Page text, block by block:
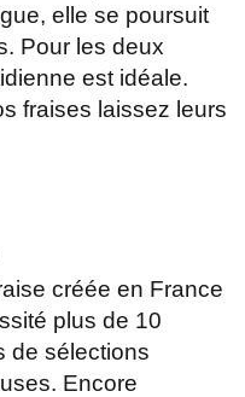
elle se poursuit
Pour les deux
est idéale.
fraises laissez leurs
créée en France
plus de 10
de sélections
Encore